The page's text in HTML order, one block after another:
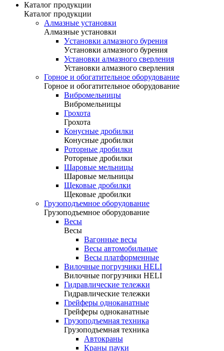
Каталог продукции
Каталог продукции
Алмазные установки
Алмазные установки
Уcтановки алмазного бурения
Уcтановки алмазного бурения
Установки алмазного сверления
Установки алмазного сверления
Горное и обогатительное оборудование
Горное и обогатительное оборудование
Вибромельницы
Вибромельницы
Грохота
Грохота
Конусные дробилки
Конусные дробилки
Роторные дробилки
Роторные дробилки
Шаровые мельницы
Шаровые мельницы
Щековые дробилки
Щековые дробилки
Грузоподъемное оборудование
Грузоподъемное оборудование
Весы
Весы
Вагонные весы
Весы автомобильные
Весы платформенные
Вилочные погрузчики HELI
Вилочные погрузчики HELI
Гидравлические тележки
Гидравлические тележки
Грейферы одноканатные
Грейферы одноканатные
Грузоподъемная техника
Грузоподъемная техника
Автокраны
Краны пауки